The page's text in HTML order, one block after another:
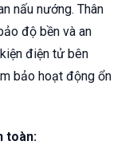
nấu nướng. Thân
độ bền và an
điện tử bên
bảo hoạt động ổn
toàn: